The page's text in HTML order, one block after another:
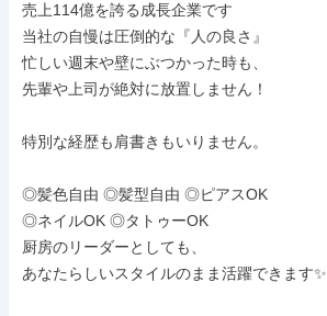
売上114億を誇る成長企業です
当社の自慢は圧倒的な『人の良さ』
忙しい週末や壁にぶつかった時も、
先輩や上司が絶対に放置しません！
特別な経歴も肩書きもいりません。
◎髪色自由 ◎髪型自由 ◎ピアスOK
◎ネイルOK ◎タトゥーOK
厨房のリーダーとしても、
あなたらしいスタイルのまま活躍できます✨